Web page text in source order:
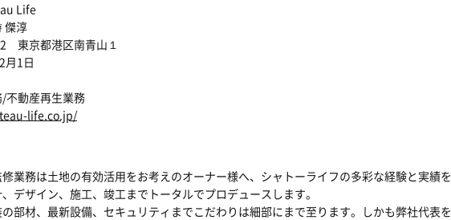
Life
傑淳
東京都港区南青山１
月1日
不動産再生業務
life.co.jp/
業務は土地の有効活用をお考えのオーナー様へ、シャトーライフの多彩な経験と実績を
デザイン、施工、竣工までトータルでプロデュースします。
部材、最新設備、セキュリティまでこだわりは細部にまで至ります。しかも弊社代表を